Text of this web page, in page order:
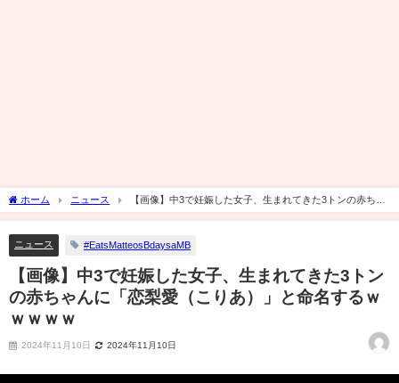
ホーム ニュース
【画像】中3で妊娠した女子、生まれてきた3トンの赤ちゃ
んに「恋梨愛（こりあ）」と命名するｗｗｗｗｗ
ニュース #EatsMatteosBdaysaMB
【画像】中3で妊娠した女子、生まれてきた3トン
の赤ちゃんに「恋梨愛（こりあ）」と命名するｗ
ｗｗｗｗ
2024年11月10日 2024年11月10日